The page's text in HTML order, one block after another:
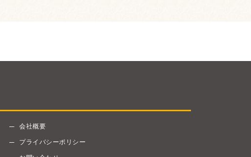
会社概要
プライバシーポリシー